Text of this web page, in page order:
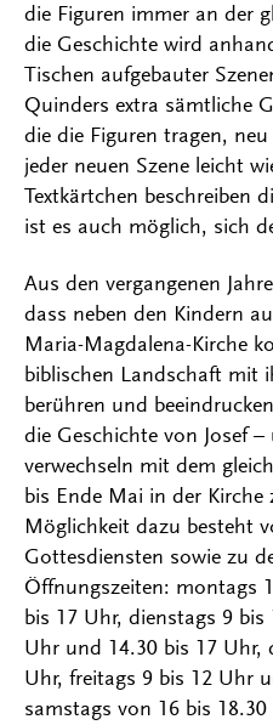
die Figuren immer an der
die Geschichte wird
Tischen aufgebauter
Quinders extra sämtliche
die die Figuren tragen,
jeder neuen Szene leicht
Textkärtchen beschreiben
ist es auch möglich, sich
Aus den vergangenen
dass neben den Kindern
Maria-Magdalena-Kirche
biblischen Landschaft mit
berühren und
die Geschichte von Josef
verwechseln mit dem
bis Ende Mai in der Kirche
Möglichkeit dazu besteht
Gottesdiensten sowie zu
Öffnungszeiten: montags
bis 17 Uhr, dienstags 9
Uhr und 14.30 bis 17 Uhr,
Uhr, freitags 9 bis 12 Uhr
samstags von 16 bis